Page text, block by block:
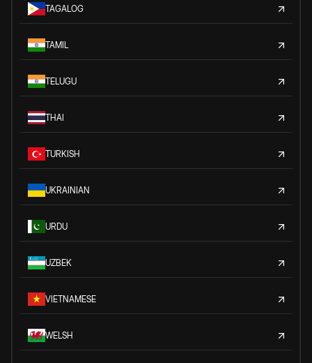
TAGALOG
TAMIL
TELUGU
THAI
TURKISH
UKRAINIAN
URDU
UZBEK
VIETNAMESE
WELSH